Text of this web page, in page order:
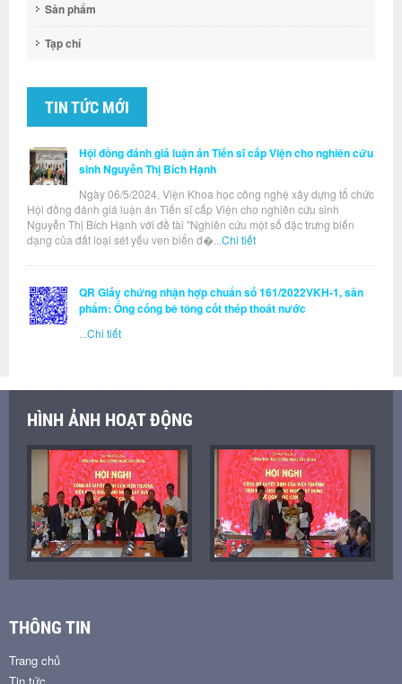
Sản phẩm
Tạp chí
TIN TỨC MỚI
Hội đồng đánh giá luận án Tiến sĩ cấp Viện cho nghiên cứu
sinh Nguyễn Thị Bích Hạnh
Ngày 06/5/2024, Viện Khoa học công nghệ xây dựng tổ chức
Hội đồng đánh giá luận án Tiến sĩ cấp Viện cho nghiên cứu sinh
Nguyễn Thị Bích Hạnh với đề tài "Nghiên cứu một số đặc trưng biến
dạng của đất loại sét yếu ven biển đ�... Chi tiết
QR Giấy chứng nhận hợp chuẩn số 161/2022VKH-1, sản
phẩm: Ống cống bê tông cốt thép thoát nước
Chi tiết
HÌNH ẢNH HOẠT ĐỘNG
THÔNG TIN
Trang chủ